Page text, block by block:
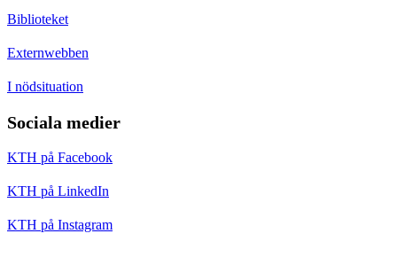
Biblioteket
Externwebben
I nödsituation
Sociala medier
KTH på Facebook
KTH på LinkedIn
KTH på Instagram